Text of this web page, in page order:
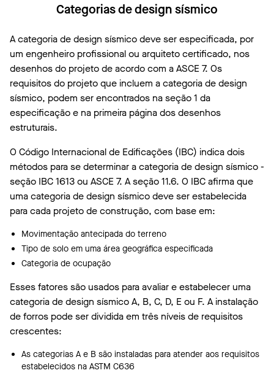
Categorias de design sísmico
A categoria de design sísmico deve ser especificada, por
um engenheiro profissional ou arquiteto certificado, nos
desenhos do projeto de acordo com a ASCE 7. Os
requisitos do projeto que incluem a categoria de design
sísmico, podem ser encontrados na seção 1 da
especificação e na primeira página dos desenhos
estruturais.
O Código Internacional de Edificações (IBC) indica dois
métodos para se determinar a categoria de design sísmico -
seção IBC 1613 ou ASCE 7. A seção 11.6. O IBC afirma que
uma categoria de design sísmico deve ser estabelecida
para cada projeto de construção, com base em:
Movimentação antecipada do terreno
Tipo de solo em uma área geográfica especificada
Categoria de ocupação
Esses fatores são usados ​​para avaliar e estabelecer uma
categoria de design sísmico A, B, C, D, E ou F. A instalação
de forros pode ser dividida em três níveis de requisitos
crescentes:
As categorias A e B são instaladas para atender aos requisitos
estabelecidos na ASTM C636